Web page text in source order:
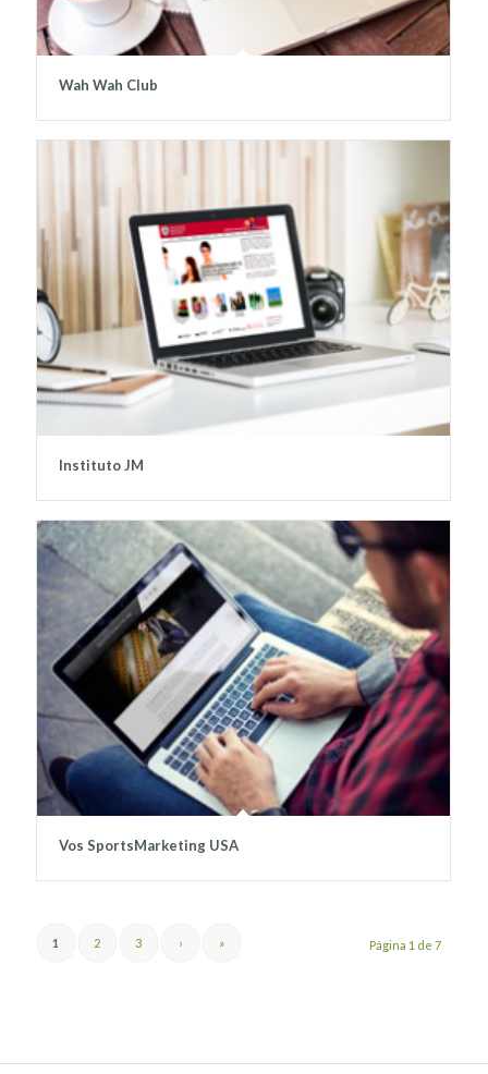
Wah Wah Club
Instituto JM
Vos SportsMarketing USA
Página 1 de 7
1 2 3 › »